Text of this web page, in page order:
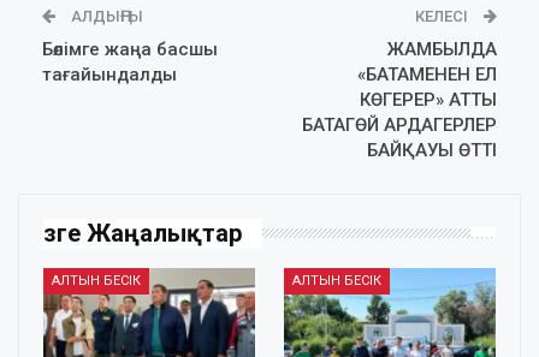
АЛДЫҢҒЫ
Бөлімге жаңа басшы
тағайындалды
КЕЛЕСІ
ЖАМБЫЛДА
«БАТАМЕНЕН ЕЛ
КӨГЕРЕР» АТТЫ
БАТАГӨЙ АРДАГЕРЛЕР
БАЙҚАУЫ ӨТТІ
Өзге Жаңалықтар
АЛТЫН БЕСІК АЛТЫН БЕСІК